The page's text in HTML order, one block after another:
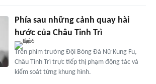
Phía sau những cảnh quay hài
hước của Châu Tinh Trì
Trên phim trường Đội Bóng Đá Nữ Kung Fu,
Châu Tinh Trì trực tiếp thị phạm động tác và
kiểm soát từng khung hình.